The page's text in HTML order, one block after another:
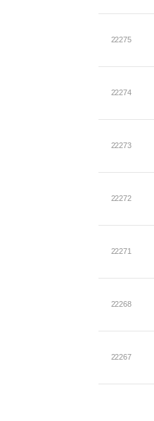
22275
22274
22273
22272
22271
22268
22267